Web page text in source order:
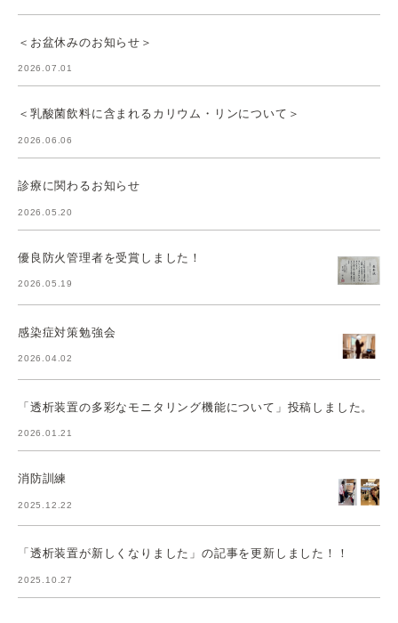
＜お盆休みのお知らせ＞
2026.07.01
＜乳酸菌飲料に含まれるカリウム・リンについて＞
2026.06.06
診療に関わるお知らせ
2026.05.20
優良防火管理者を受賞しました！
2026.05.19
感染症対策勉強会
2026.04.02
「透析装置の多彩なモニタリング機能について」投稿しました。
2026.01.21
消防訓練
2025.12.22
「透析装置が新しくなりました」の記事を更新しました！！
2025.10.27